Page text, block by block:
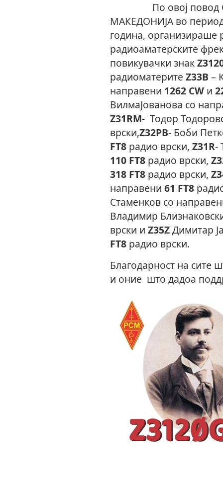
По овој повод
МАКЕДОНИЈА во
година, организираше
радиоаматерските
повикувачки знак
радиоматерите Z33B –
направени 1262 CWи
ВилмаЈованова со
Z31RM- Тодор
врски,Z32PB- Боби
FT8 радио врски, Z31R-
110 FT8 радио врски,
318 FT8 радио врски,
направени 61 FT8
Стаменков со
Владимир
врски и Z35ZДимитар
FT8 радио врски.
Благодарност на сите
и оние што дадоа